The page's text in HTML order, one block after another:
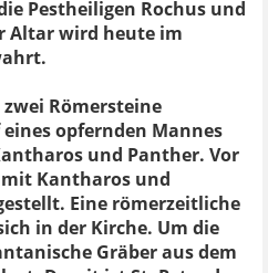
Pestheiligen Rochus und
Altar wird heute im
Römersteine
opfernden Mannes
und Panther. Vor
Kantharos und
Eine römerzeitliche
in der Kirche. Um die
Gräber aus dem